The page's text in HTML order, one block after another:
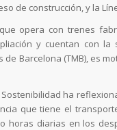
de construcción, y la
opera con trenes
y cuentan con
Barcelona (TMB), es
ha
que tiene el
horas diarias en los